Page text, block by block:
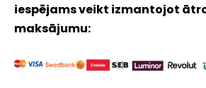
iespējams veikt izmantojot
maksājumu: